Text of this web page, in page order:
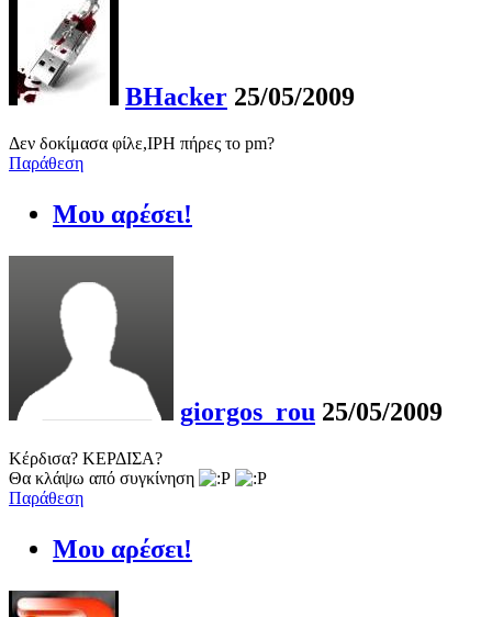
BHacker 25/05/2009
Δεν δοκίμασα φίλε,IPH πήρες το pm?
Παράθεση
Μου αρέσει!
giorgos_rou 25/05/2009
Κέρδισα? ΚΕΡΔΙΣΑ?
Θα κλάψω από συγκίνηση
Παράθεση
Μου αρέσει!